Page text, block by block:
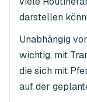
darstellen
Unabhängig
wichtig, mit
die sich mit
auf der